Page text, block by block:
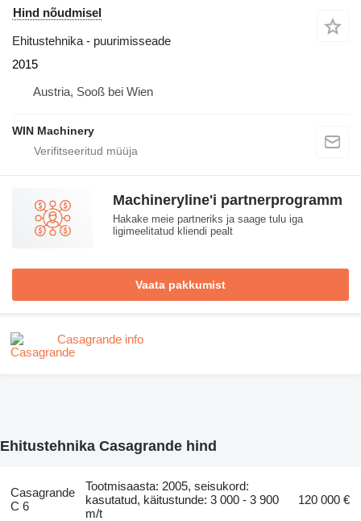
Hind nõudmisel
Ehitustehnika - puurimisseade
2015
Austria, Sooß bei Wien
WIN Machinery
Machineryline'i partnerprogramm
Hakake meie partneriks ja saage tulu iga
ligimeelitatud kliendi pealt
Vaata pakkumist
Casagrande info
Ehitustehnika Casagrande hind
Casagrande
C 6
Tootmisaasta: 2005, seisukord:
kasutatud, käitustunde: 3 000 - 3 900
m/t
120 000 €